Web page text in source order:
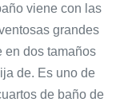
viene con las
grandes
en dos tamaños
de. Es uno de
de baño de